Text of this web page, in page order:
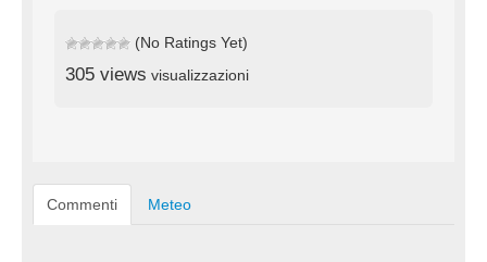
(No Ratings Yet)
305 views visualizzazioni
Commenti Meteo